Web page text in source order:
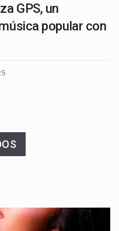
GPS, un
popular con